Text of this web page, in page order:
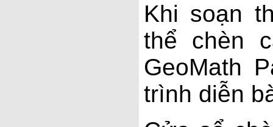
Khi soạn
thể chèn
GeoMath
trình diễn